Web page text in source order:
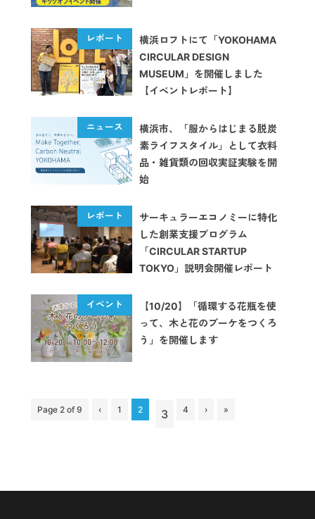
横浜ロフトにて「YOKOHAMA
CIRCULAR DESIGN
MUSEUM」を開催しました
【イベントレポート】
横浜市、「服からはじまる脱炭
素ライフスタイル」として衣料
品・雑貨類の回収実証実験を開
始
サーキュラーエコノミーに特化
した創業支援プログラム
「CIRCULAR STARTUP
TOKYO」説明会開催レポート
【10/20】「循環する花瓶を使
って、木と花のブーケをつくろ
う」を開催します
Page 2 of 9 ‹ 1 2 3 4 › »